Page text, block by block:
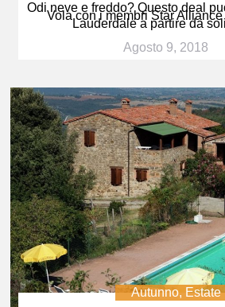
Odi neve e freddo? Questo deal
Vola con i membri Star
Lauderdale a partire da
Agosto 9, 2018
Autunno, Estate